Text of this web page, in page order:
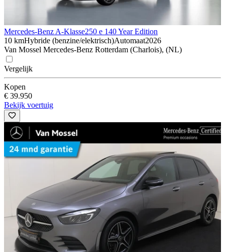
Mercedes-Benz A-Klasse250 e 140 Year Edition
10 kmHybride (benzine/elektrisch)Automaat2026
Van Mossel Mercedes-Benz Rotterdam (Charlois), (NL)
Vergelijk
Kopen
€ 39.950
Bekijk voertuig